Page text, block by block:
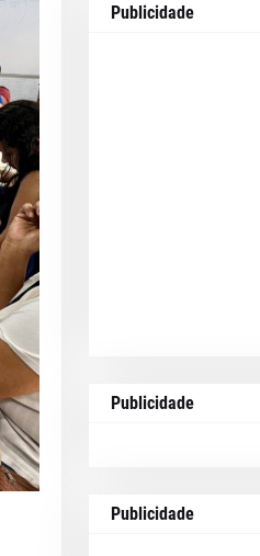
Publicidade
Publicidade
Publicidade